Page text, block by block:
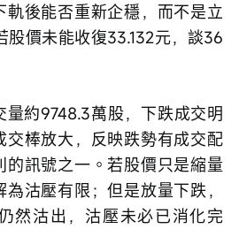
軌後能否重新企穩，而不是立
股價未能收復33.132元，談36
量約9748.3萬股，下跌成交明
交棒放大，反映跌勢有成交配
的訊號之一。若股價只是縮量
沽壓有限；但是放量下跌，
然沽出，沽壓未必已消化完